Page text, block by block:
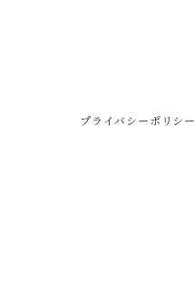
プライバシーポリシー